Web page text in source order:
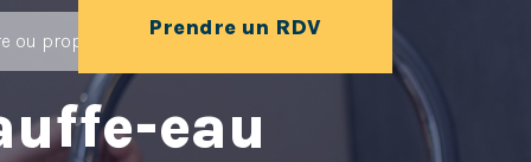
Prendre un RDV
ou propriétaire ?
eau